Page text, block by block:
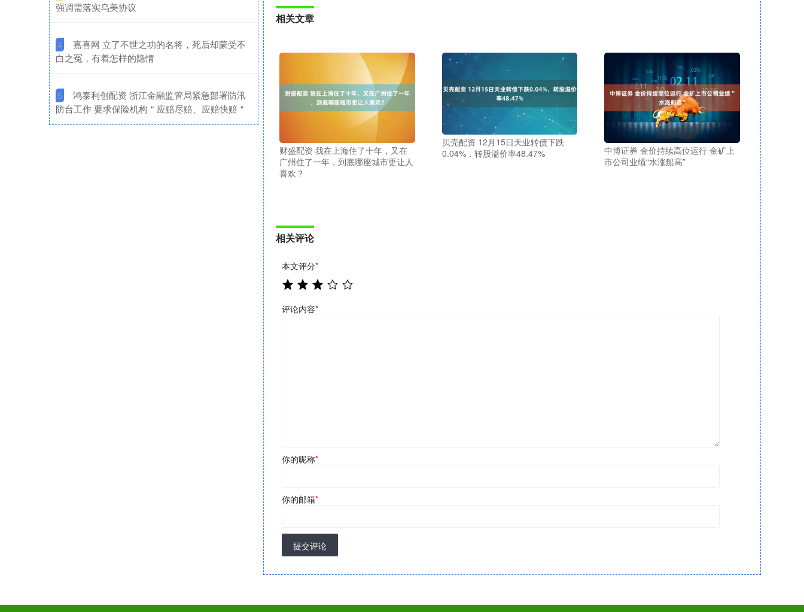
相关文章
财盛配资 我在上海住了十年，又在
广州住了一年，到底哪座城市更让人
喜欢？
贝壳配资 12月15日天业转债下跌
0.04%，转股溢价率48.47%
中博证券 金价持续高位运行 金矿上
市公司业绩“水涨船高”
相关评论
本文评分*
评论内容*
你的昵称*
你的邮箱*
提交评论
强调需落实乌美协议
4
​嘉喜网 立了不世之功的名将，死后却蒙受不
白之冤，有着怎样的隐情
5
​鸿泰利创配资 浙江金融监管局紧急部署防汛
防台工作 要求保险机构＂应赔尽赔、应赔快赔＂​